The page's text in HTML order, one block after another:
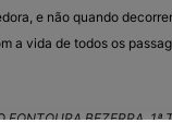
e não quando
a vida de todos os
FONTOURA BEZERRA,